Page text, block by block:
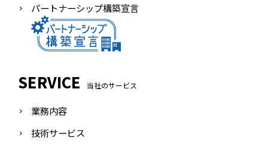
パートナーシップ構築宣言
SERVICE 当社のサービス
業務内容
技術サービス